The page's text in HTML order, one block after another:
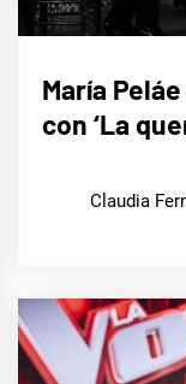
María
con ‘La
Claudia